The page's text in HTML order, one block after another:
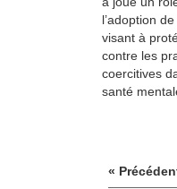
l’adoption
visant à
contre les
coercitives
santé
«